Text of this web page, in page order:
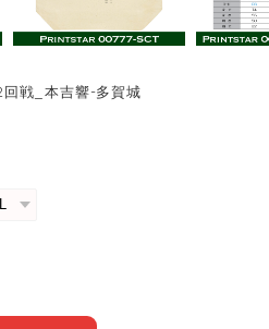
戦_本吉響-多賀城